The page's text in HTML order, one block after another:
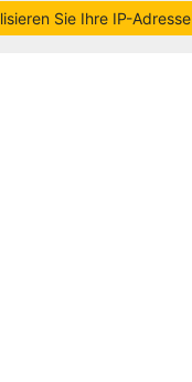
Sie Ihre IP-Adresse